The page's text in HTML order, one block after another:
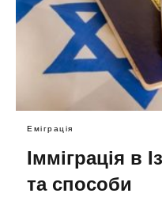
Еміграція
Імміграція в
та способи